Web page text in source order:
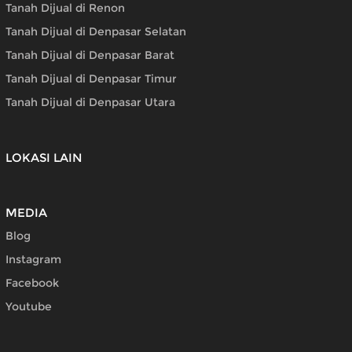
Tanah Dijual di Renon
Tanah Dijual di Denpasar Selatan
Tanah Dijual di Denpasar Barat
Tanah Dijual di Denpasar Timur
Tanah Dijual di Denpasar Utara
LOKASI LAIN
MEDIA
Blog
Instagram
Facebook
Youtube